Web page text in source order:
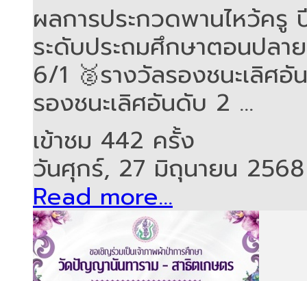
ผลการประกวดพานไหว้ครู
ระดับประถมศึกษาตอนปลา
6/1 🥈รางวัลรองชนะเลิศ
รองชนะเลิศอันดับ 2 ...
เข้าชม 442 ครั้ง
วันศุกร์, 27 มิถุนายน 2568
Read more...